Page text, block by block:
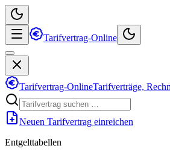
Tarifvertrag-Online
Tarifvertrag-OnlineTarifverträge,
Neuen Tarifvertrag einreichen
Entgelttabellen